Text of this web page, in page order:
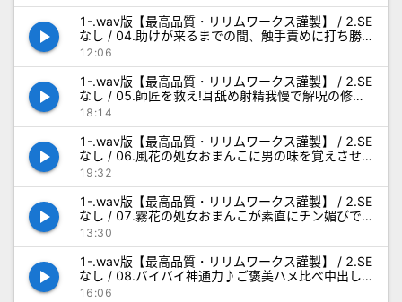
play_arrow
1-.wav版【最高品質・リリムワークス謹製】 / 2.SE
なし / 04.助けが来るまでの間、触手責めに打ち勝
つ修行_NoSE.wav
12:06
play_arrow
1-.wav版【最高品質・リリムワークス謹製】 / 2.SE
なし / 05.師匠を救え!耳舐め射精我慢で解呪の修行
_NoSE.wav
18:14
play_arrow
1-.wav版【最高品質・リリムワークス謹製】 / 2.SE
なし / 06.風花の処女おまんこに男の味を覚えさせ
る修行_NoSE.wav
19:32
play_arrow
1-.wav版【最高品質・リリムワークス謹製】 / 2.SE
なし / 07.霧花の処女おまんこが素直にチン媚びで
きるようにする修行_NoSE.wav
13:30
play_arrow
1-.wav版【最高品質・リリムワークス謹製】 / 2.SE
なし / 08.バイバイ神通力♪ご褒美ハメ比べ中出し
エッチ_NoSE.wav
16:06